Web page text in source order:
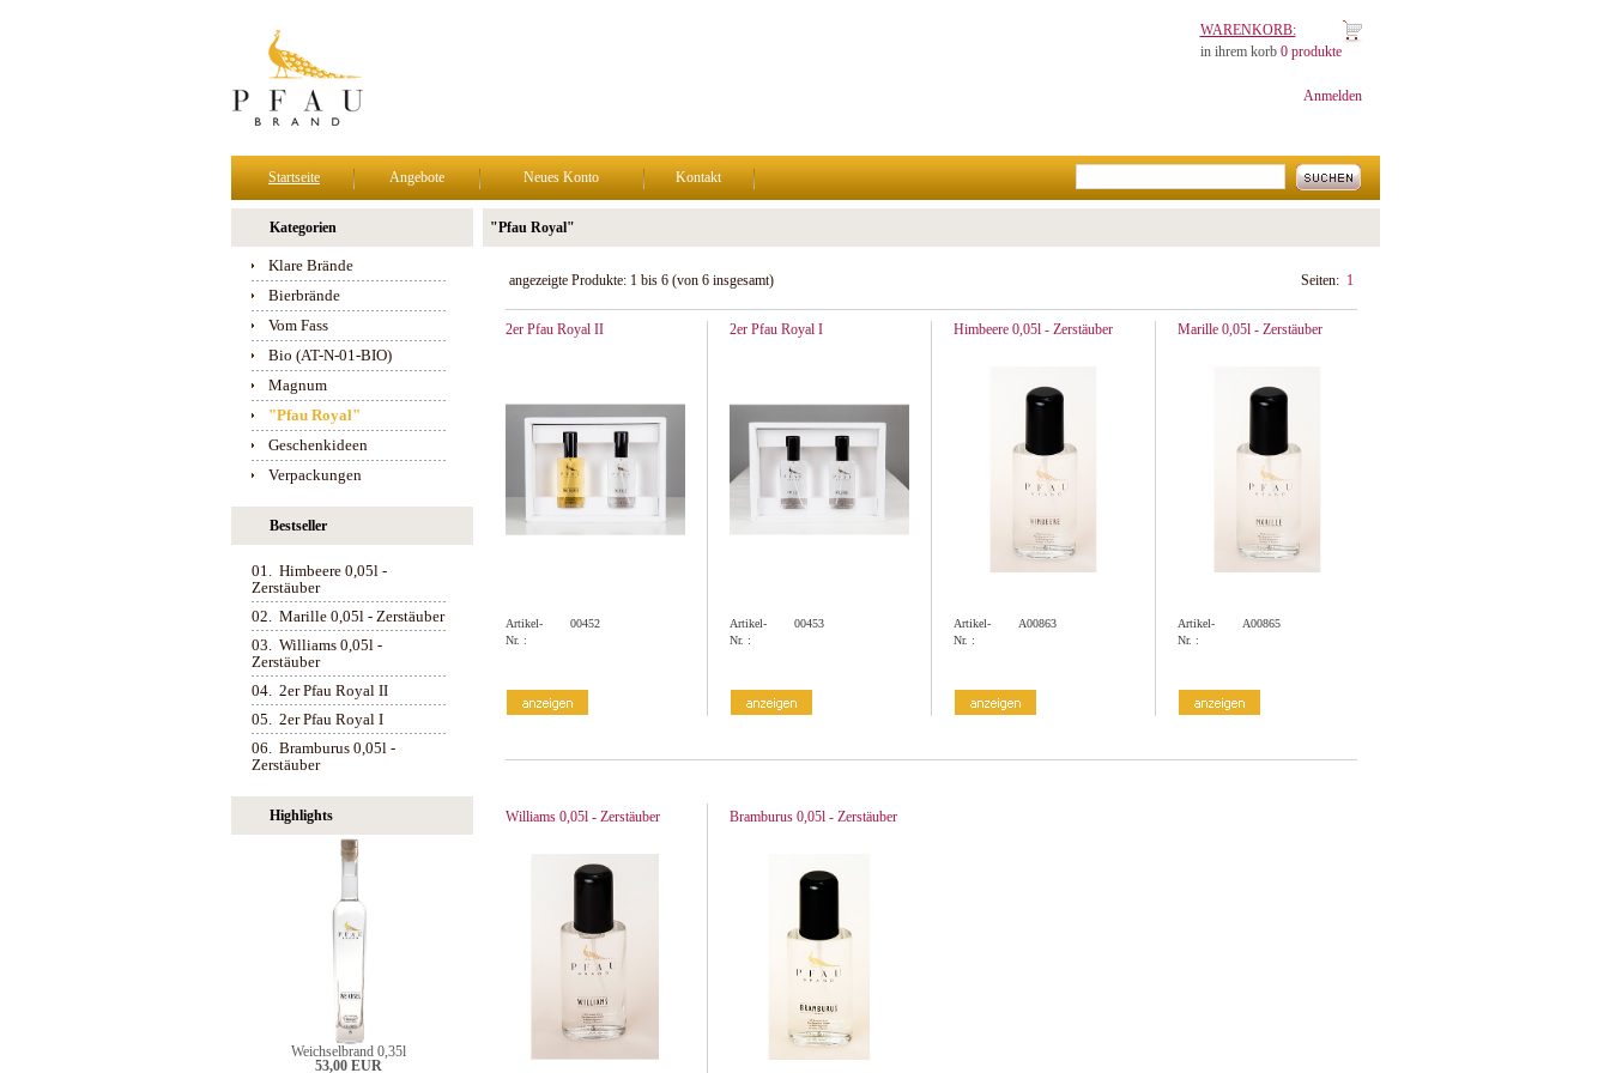
WARENKORB:
in ihrem korb 0 produkte
Anmelden
Startseite Angebote Neues Konto Kontakt
Kategorien
Klare Brände
Bierbrände
Vom Fass
Bio (AT-N-01-BIO)
Magnum
"Pfau Royal"
Geschenkideen
Verpackungen
Bestseller
01. Himbeere 0,05l -
Zerstäuber
02. Marille 0,05l - Zerstäuber
03. Williams 0,05l -
Zerstäuber
04. 2er Pfau Royal II
05. 2er Pfau Royal I
06. Bramburus 0,05l -
Zerstäuber
Highlights
Weichselbrand 0,35l
53,00 EUR
"Pfau Royal"
angezeigte Produkte: 1bis 6(von 6insgesamt) Seiten: 1
2er Pfau Royal II
Artikel-
Nr. :
00452
2er Pfau Royal I
Artikel-
Nr. :
00453
Himbeere 0,05l - Zerstäuber
Artikel-
Nr. :
A00863
Marille 0,05l - Zerstäuber
Artikel-
Nr. :
A00865
Williams 0,05l - Zerstäuber Bramburus 0,05l - Zerstäuber